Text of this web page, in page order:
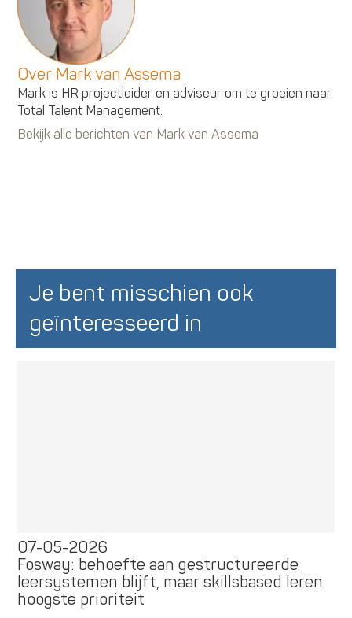
Over Mark van Assema
Mark is HR projectleider en adviseur om te groeien naar
Total Talent Management.
Bekijk alle berichten van Mark van Assema
Je bent misschien ook
geïnteresseerd in
07-05-2026
Fosway: behoefte aan gestructureerde
leersystemen blijft, maar skillsbased leren
hoogste prioriteit